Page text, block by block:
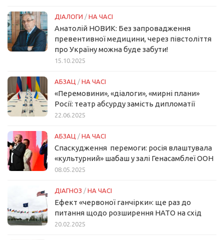
ДІАЛОГИ / НА ЧАСІ
Анатолій НОВИК: Без запровадження
превентивної медицини, через півстоліття
про Україну можна буде забути!
15.10.2025
АБЗАЦ / НА ЧАСІ
«Перемовини», «діалоги», «мирні плани»
Росії: театр абсурду замість дипломатії
22.06.2025
АБЗАЦ / НА ЧАСІ
Спаскудження перемоги: росія влаштувала
«культурний» шабаш у залі Генасамблеї ООН
08.05.2025
ДІАГНОЗ / НА ЧАСІ
Ефект «червоної ганчірки»: ще раз до
питання щодо розширення НАТО на схід
20.02.2025